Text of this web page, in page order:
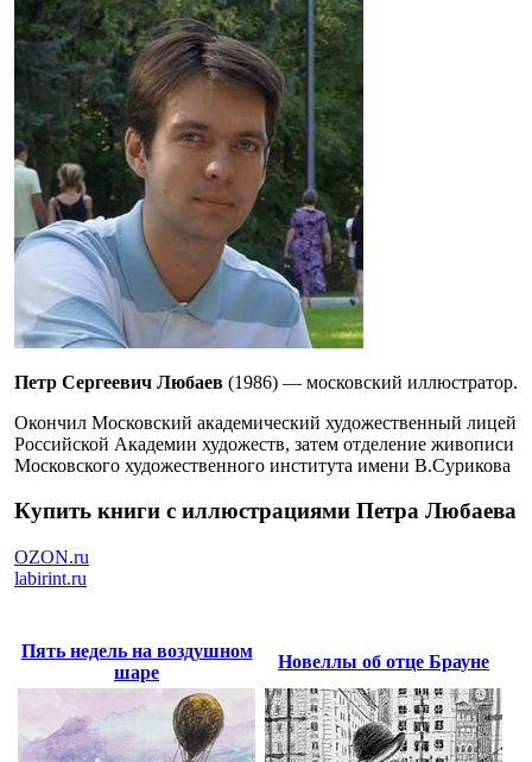
Петр Сергеевич Любаев (1986) — московский иллюстратор.
Окончил Московский академический художественный лицей
Российской Академии художеств, затем отделение живописи
Московского художественного института имени В.Сурикова
Купить книги с иллюстрациями Петра Любаева
OZON.ru
labirint.ru
Пять недель на воздушном
шаре
Новеллы об отце Брауне